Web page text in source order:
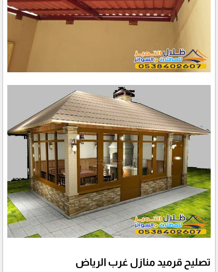
تصليح قرميد منازل غرب الرياض